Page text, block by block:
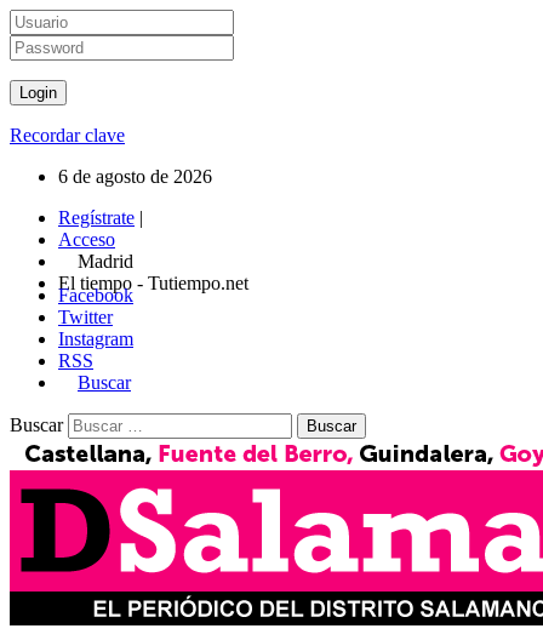
Recordar clave
6 de agosto de 2026
Regístrate |
Acceso
Madrid
El tiempo - Tutiempo.net
Facebook
Twitter
Instagram
RSS
Buscar
Buscar